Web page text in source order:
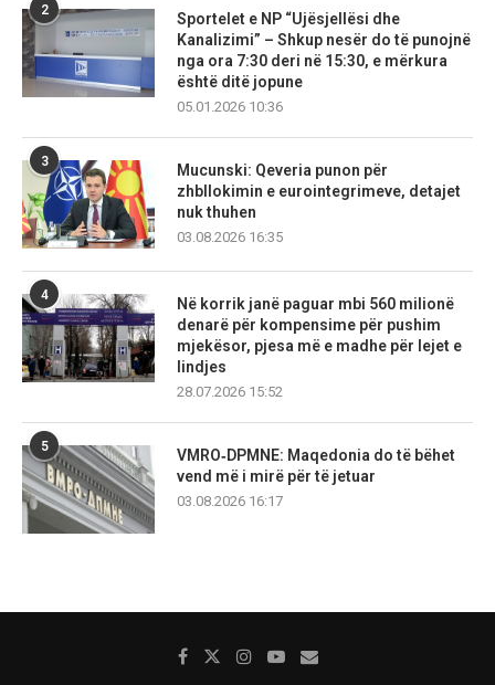
2
Sportelet e NP “Ujësjellësi dhe
Kanalizimi” – Shkup nesër do të punojnë
nga ora 7:30 deri në 15:30, e mërkura
është ditë jopune
05.01.2026 10:36
3
Mucunski: Qeveria punon për
zhbllokimin e eurointegrimeve, detajet
nuk thuhen
03.08.2026 16:35
4
Në korrik janë paguar mbi 560 milionë
denarë për kompensime për pushim
mjekësor, pjesa më e madhe për lejet e
lindjes
28.07.2026 15:52
5
VMRO‑DPMNE: Maqedonia do të bëhet
vend më i mirë për të jetuar
03.08.2026 16:17